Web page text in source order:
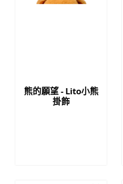
熊的願望 - Lito小熊
掛飾